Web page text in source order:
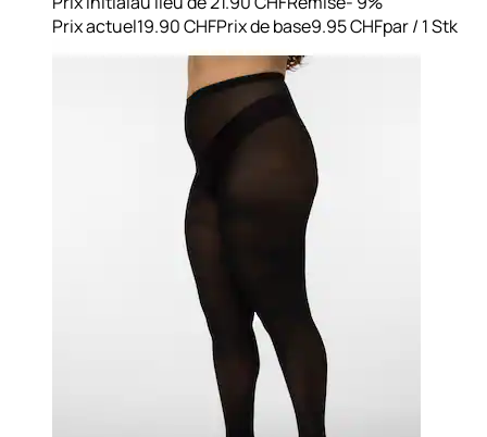
Prix actuel19.90 CHFPrix de base9.95 CHFpar/ 1 Stk